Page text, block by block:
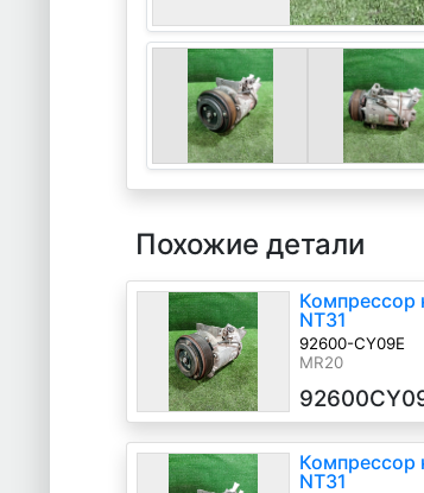
Похожие детали
Компрессор
NT31
92600-CY09E
MR20
Компрессор
NT31